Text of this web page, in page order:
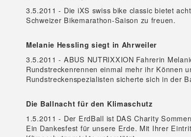
3.5.2011 - Die iXS swiss bike classic bietet
Schweizer Bikemarathon-Saison zu freuen.
Melanie Hessling siegt in Ahrweiler
3.5.2011 - ABUS NUTRIXXION Fahrerin
Rundstreckenrennen einmal mehr ihr Können
Rundstreckenspezialisten sicherte sich in der
Die Ballnacht für den Klimaschutz
1.5.2011 - Der ErdBall ist DAS Charity
Ein Dankesfest für unsere Erde. Mit Ihrer